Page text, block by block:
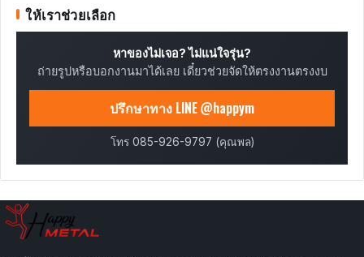
ให้เราช่วยเลือก
หาของไม่เจอ? ไม่แน่ใจรุ่น?
ถ่ายรูปหรือบอกงานมาได้เลย เดี๋ยวช่วยจัดให้ตรงงานตรงงบ
ปรึกษาทาง LINE @happym
โทร 085-926-9797 (คุณพล)